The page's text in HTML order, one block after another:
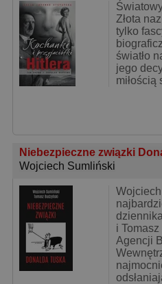
Złota
tylko
światło
jego
miłością
Niebezpieczne związki
Wojciech Sumliński
i
Agencji